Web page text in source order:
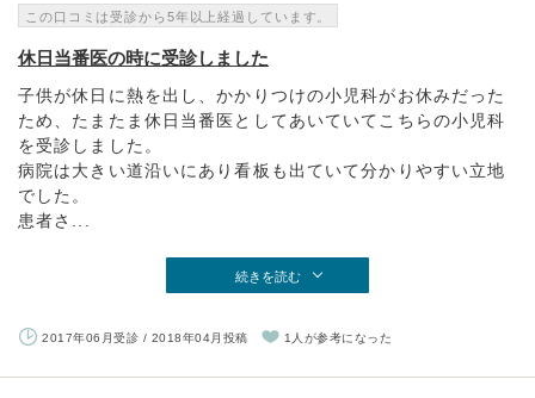
この口コミは受診から5年以上経過しています。
休日当番医の時に受診しました
子供が休日に熱を出し、かかりつけの小児科がお休みだった
ため、たまたま休日当番医としてあいていてこちらの小児科
を受診しました。
病院は大きい道沿いにあり看板も出ていて分かりやすい立地
でした。
患者さ...
続きを読む
2017年06月受診 / 2018年04月投稿 1人が参考になった